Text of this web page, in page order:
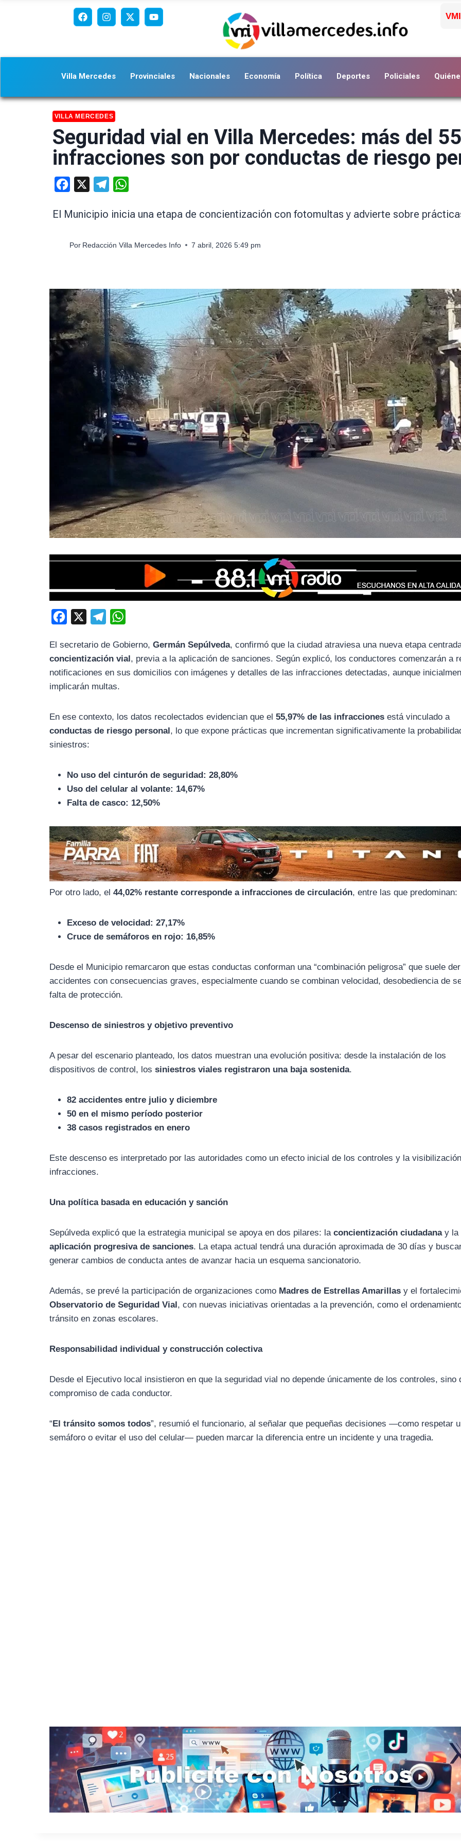
Villa Mercedes Provinciales Nacionales Economía Política Deportes Policiales
VILLA MERCEDES
Seguridad vial en Villa Mercedes: más del
infracciones son por conductas de riesgo
Facebook Telegram
El Municipio inicia una etapa de concientización con fotomultas y advierte sobre
Por Redacción Villa Mercedes Info 7 abril, 2026 5:49 pm
c
e
b
l
e
g
a
t
s
El secretario de Gobierno,Germán Sepúlveda, confirmó que la ciudad atraviesa una nueva etapa
concientización vial , previa a la aplicación de sanciones. Según explicó, los conductores comenzarán a
notificaciones en sus domicilios con imágenes y detalles de las infracciones detectadas, aunque
implicarán multas.
En ese contexto, los datos recolectados evidencian que el55,97% de las infracciones está vinculado a
conductas de riesgo personal , lo que expone prácticas que incrementan significativamente la
siniestros:
No uso del cinturón de seguridad: 28,80%
Uso del celular al volante: 14,67%
Falta de casco: 12,50%
Por otro lado, el44,02% restante corresponde a infracciones de circulación, entre las que predominan:
Exceso de velocidad: 27,17%
Cruce de semáforos en rojo: 16,85%
Desde el Municipio remarcaron que estas conductas conforman una “combinación peligrosa” que suele
accidentes con consecuencias graves, especialmente cuando se combinan velocidad, desobediencia de
falta de protección.
Descenso de siniestros y objetivo preventivo
A pesar del escenario planteado, los datos muestran una evolución positiva: desde la instalación de los
dispositivos de control, lossiniestros viales registraron una baja sostenida.
82 accidentes entre julio y diciembre
50 en el mismo período posterior
38 casos registrados en enero
Este descenso es interpretado por las autoridades como un efecto inicial de los controles y la
infracciones.
Una política basada en educación y sanción
Sepúlveda explicó que la estrategia municipal se apoya en dos pilares: laconcientización ciudadanay la
aplicación progresiva de sanciones. La etapa actual tendrá una duración aproximada de 30 días y
generar cambios de conducta antes de avanzar hacia un esquema sancionatorio.
Además, se prevé la participación de organizaciones como Madres de Estrellas Amarillas y el
Observatorio de Seguridad Vial, con nuevas iniciativas orientadas a la prevención, como el
tránsito en zonas escolares.
Responsabilidad individual y construcción colectiva
Desde el Ejecutivo local insistieron en que la seguridad vial no depende únicamente de los controles, sino
compromiso de cada conductor.
“El tránsito somos todos”, resumió el funcionario, al señalar que pequeñas decisiones —como respetar
semáforo o evitar el uso del celular— pueden marcar la diferencia entre un incidente y una tragedia.